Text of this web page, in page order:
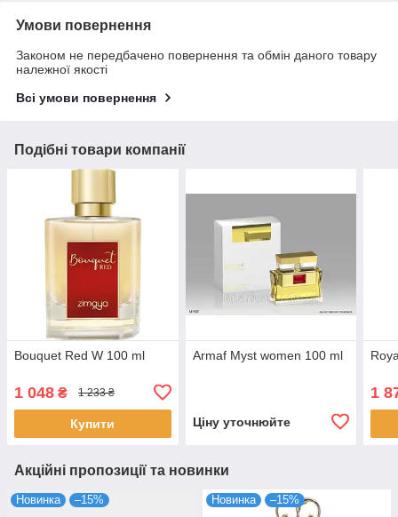
Умови повернення
Законом не передбачено повернення та обмін даного товару
належної якості
Всі умови повернення
Подібні товари компанії
Bouquet Red W 100 ml
1 048 ₴ 1 233 ₴
Купити
Armaf Myst women 100 ml
Ціну уточнюйте
1
Акційні пропозиції та новинки
Новинка –15% Новинка –15%